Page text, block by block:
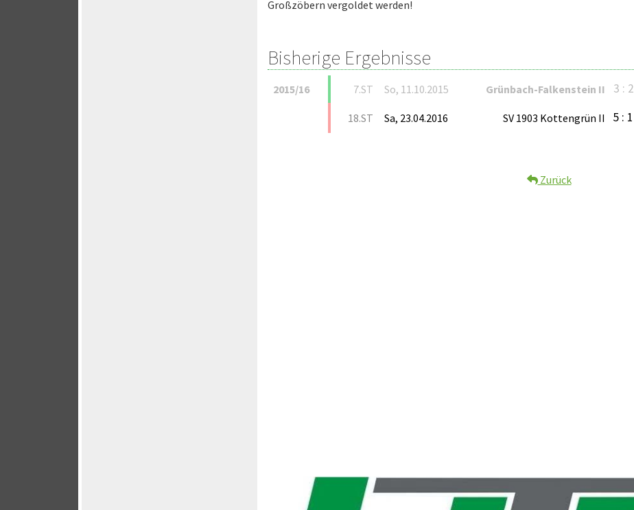
Großzöbern vergoldet werden!
Bisherige Ergebnisse
2015/16 7.ST So, 11.10.2015 Grünbach-Falkenstein II 3 : 2
18.ST Sa, 23.04.2016 SV 1903 Kottengrün II 5 : 1
Zurück